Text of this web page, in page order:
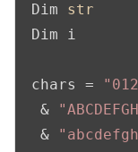
Dim str
Dim i
chars =
  &
  &